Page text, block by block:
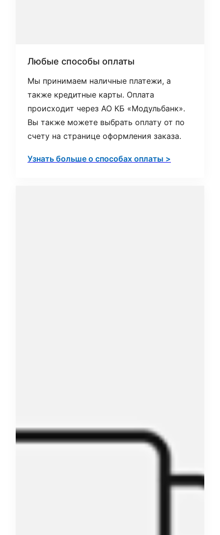
Любые способы оплаты
Мы принимаем наличные платежи, а
также кредитные карты. Оплата
происходит через АО КБ «Модульбанк».
Вы также можете выбрать оплату от по
счету на странице оформления заказа.
Узнать больше о способах оплаты >